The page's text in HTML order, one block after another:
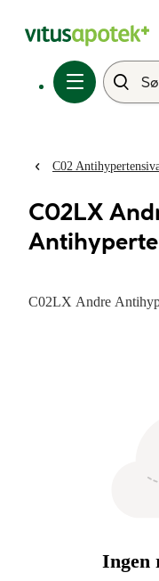
C02
C02LX
C02LX Andre
Ingen